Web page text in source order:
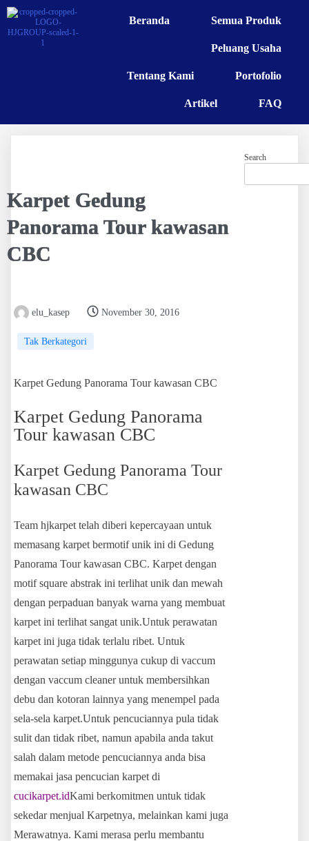
Beranda Semua Produk
Peluang Usaha
Tentang Kami Portofolio
Artikel FAQ
Karpet Gedung
Panorama Tour kawasan
CBC
elu_kasep November 30, 2016
Tak Berkategori
Karpet Gedung Panorama Tour kawasan CBC
Karpet Gedung Panorama
Tour kawasan CBC
Karpet Gedung Panorama Tour
kawasan CBC
Team hjkarpet telah diberi kepercayaan untuk
memasang karpet bermotif unik ini di Gedung
Panorama Tour kawasan CBC. Karpet dengan
motif square abstrak ini terlihat unik dan mewah
dengan perpaduan banyak warna yang membuat
karpet ini terlihat sangat unik.Untuk perawatan
karpet ini juga tidak terlalu ribet. Untuk
perawatan setiap minggunya cukup di vaccum
dengan vaccum cleaner untuk membersihkan
debu dan kotoran lainnya yang menempel pada
sela-sela karpet.Untuk pencuciannya pula tidak
sulit dan tidak ribet, namun apabila anda takut
salah dalam metode pencuciannya anda bisa
memakai jasa pencucian karpet di
cucikarpet.idKami berkomitmen untuk tidak
sekedar menjual Karpetnya, melainkan kami juga
Merawatnya. Kami merasa perlu membantu
Search